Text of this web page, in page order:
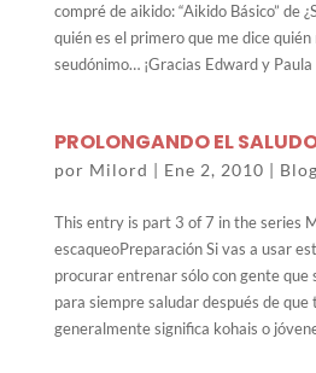
compré de aikido: “Aikido Básico” de
quién es el primero que me dice
seudónimo… ¡Gracias Edward y
PROLONGANDO EL
por Milord | Ene 2, 2010 | Blog
This entry is part 3 of 7 in the series
escaqueoPreparación Si vas a usar
procurar entrenar sólo con gente que
para siempre saludar después de que
generalmente significa kohais o